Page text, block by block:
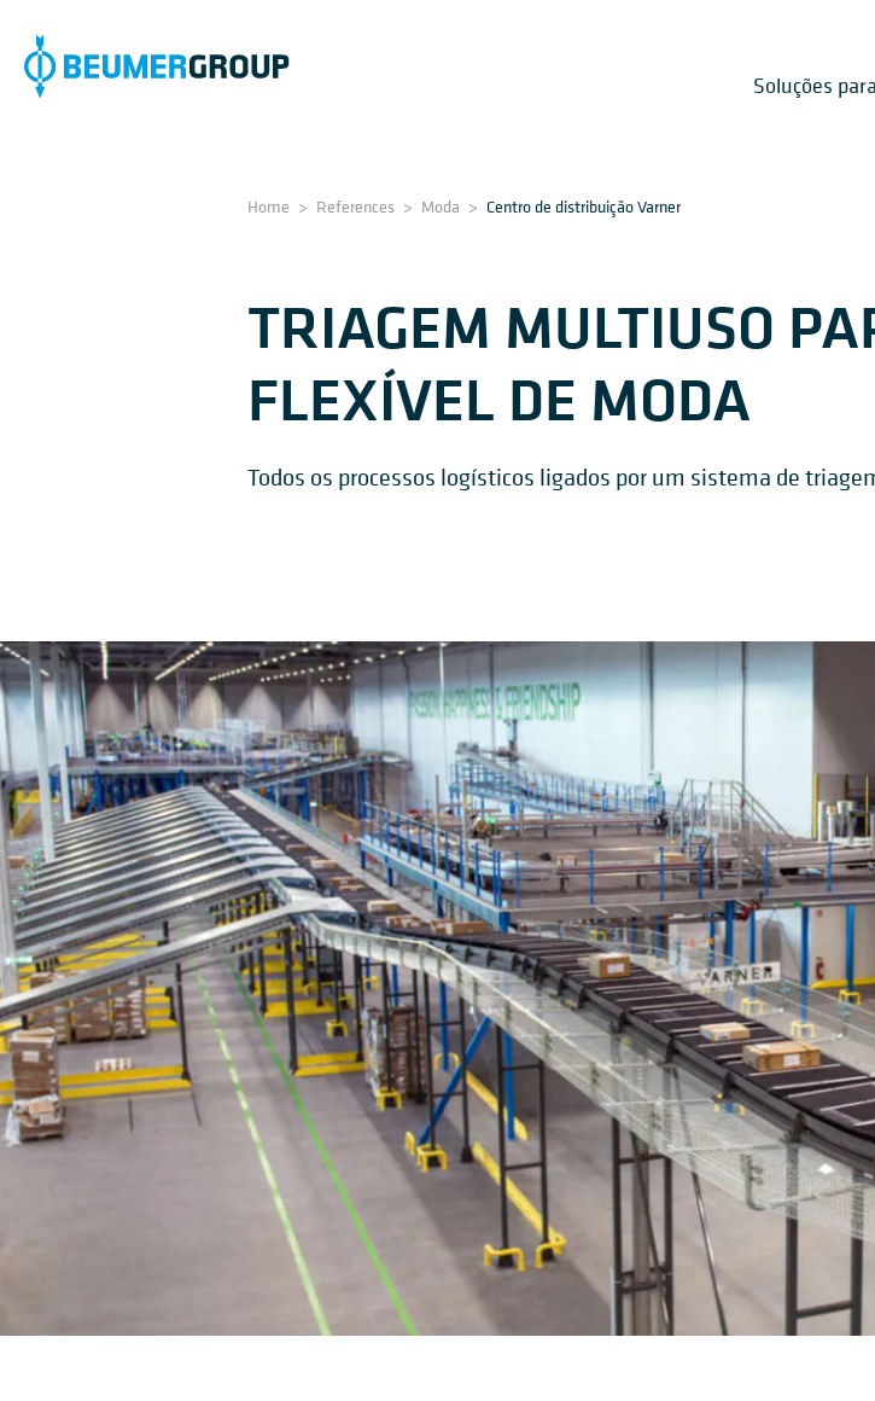
Soluções
Home > References > Moda > Centro de distribuição Varner
TRIAGEM MULTIUSO
FLEXÍVEL DE MODA
Todos os processos logísticos ligados por um sistema de